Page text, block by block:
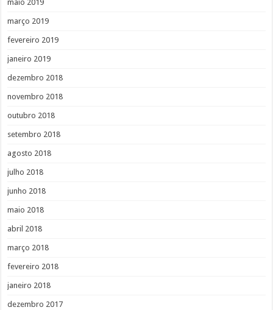
maio 2019
março 2019
fevereiro 2019
janeiro 2019
dezembro 2018
novembro 2018
outubro 2018
setembro 2018
agosto 2018
julho 2018
junho 2018
maio 2018
abril 2018
março 2018
fevereiro 2018
janeiro 2018
dezembro 2017